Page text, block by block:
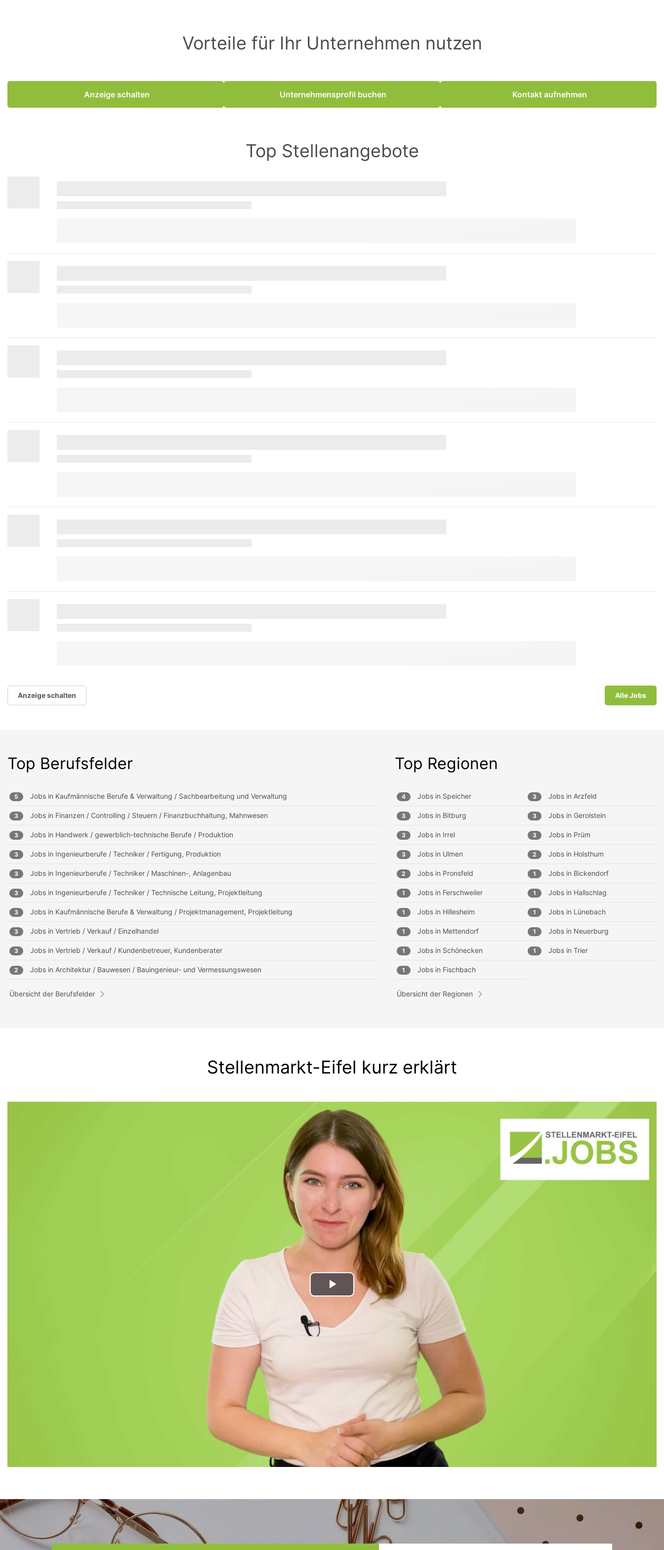
Vorteile für Ihr Unternehmen nutzen
Anzeige schalten Unternehmensprofil buchen Kontakt aufnehmen
Top Stellenangebote
Anzeige schalten Alle Jobs
Top Berufsfelder
5 Jobs in Kaufmännische Berufe & Verwaltung / Sachbearbeitung und Verwaltung
3 Jobs in Finanzen / Controlling / Steuern / Finanzbuchhaltung, Mahnwesen
3 Jobs in Handwerk / gewerblich-technische Berufe / Produktion
3 Jobs in Ingenieurberufe / Techniker / Fertigung, Produktion
3 Jobs in Ingenieurberufe / Techniker / Maschinen-, Anlagenbau
3 Jobs in Ingenieurberufe / Techniker / Technische Leitung, Projektleitung
3 Jobs in Kaufmännische Berufe & Verwaltung / Projektmanagement, Projektleitung
3 Jobs in Vertrieb / Verkauf / Einzelhandel
3 Jobs in Vertrieb / Verkauf / Kundenbetreuer, Kundenberater
2 Jobs in Architektur / Bauwesen / Bauingenieur- und Vermessungswesen
Übersicht der Berufsfelder
Top Regionen
4 Jobs in Speicher 3 Jobs in Arzfeld
3 Jobs in Bitburg 3 Jobs in Gerolstein
3 Jobs in Irrel 3 Jobs in Prüm
3 Jobs in Ulmen 2 Jobs in Holsthum
2 Jobs in Pronsfeld 1 Jobs in Bickendorf
1 Jobs in Ferschweiler 1 Jobs in Hallschlag
1 Jobs in Hillesheim 1 Jobs in Lünebach
1 Jobs in Mettendorf 1 Jobs in Neuerburg
1 Jobs in Schönecken 1 Jobs in Trier
1 Jobs in Fischbach
Übersicht der Regionen
Stellenmarkt-Eifel kurz erklärt
Play
Video